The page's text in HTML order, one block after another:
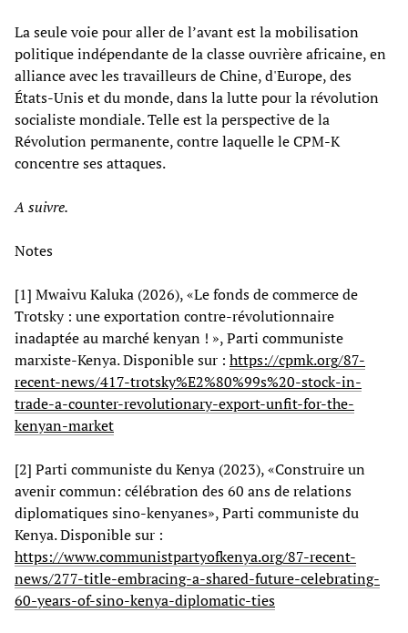
La seule voie pour aller de l’avant est la mobilisation
politique indépendante de la classe ouvrière africaine, en
alliance avec les travailleurs de Chine, d'Europe, des
États-Unis et du monde, dans la lutte pour la révolution
socialiste mondiale. Telle est la perspective de la
Révolution permanente, contre laquelle le CPM-K
concentre ses attaques.
A suivre.
Notes
[1] Mwaivu Kaluka (2026), «Le fonds de commerce de
Trotsky : une exportation contre-révolutionnaire
inadaptée au marché kenyan ! », Parti communiste
marxiste-Kenya. Disponible sur : https://cpmk.org/87-
recent-news/417-trotsky%E2%80%99s%20-stock-in-
trade-a-counter-revolutionary-export-unfit-for-the-
kenyan-market
[2] Parti communiste du Kenya (2023), «Construire un
avenir commun: célébration des 60 ans de relations
diplomatiques sino-kenyanes», Parti communiste du
Kenya. Disponible sur :
https://www.communistpartyofkenya.org/87-recent-
news/277-title-embracing-a-shared-future-celebrating-
60-years-of-sino-kenya-diplomatic-ties